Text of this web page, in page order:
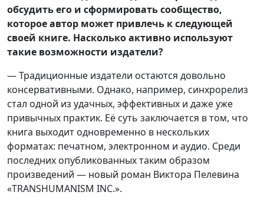
обсудить его и сформировать сообщество,
которое автор может привлечь к следующей
своей книге. Насколько активно используют
такие возможности издатели?
— Традиционные издатели остаются довольно
консервативными. Однако, например, синхрорелиз
стал одной из удачных, эффективных и даже уже
привычных практик. Её суть заключается в том, что
книга выходит одновременно в нескольких
форматах: печатном, электронном и аудио. Среди
последних опубликованных таким образом
произведений — новый роман Виктора Пелевина
«TRANSHUMANISM INC.».